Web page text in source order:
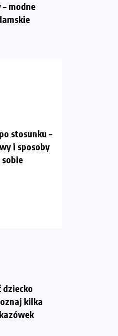
– modne
stosunku –
i sposoby
dziecko
kilka